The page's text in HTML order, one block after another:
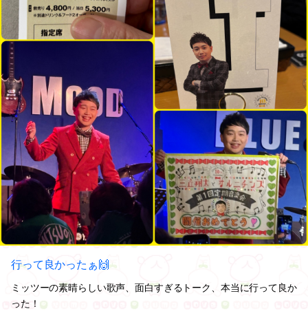
行って良かったぁ🙌
ミッツーの素晴らしい歌声、面白すぎるトーク、本当に行って良か
った！